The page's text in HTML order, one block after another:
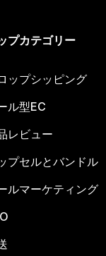
プカテゴリー
ップシッピング
ル型EC
レビュー
プセルとバンドル
ルマーケティング